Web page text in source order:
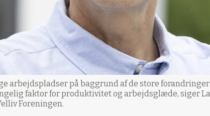
arbejdspladser på baggrund af de store
faktor for produktivitet og arbejdsglæde, siger
Foreningen.